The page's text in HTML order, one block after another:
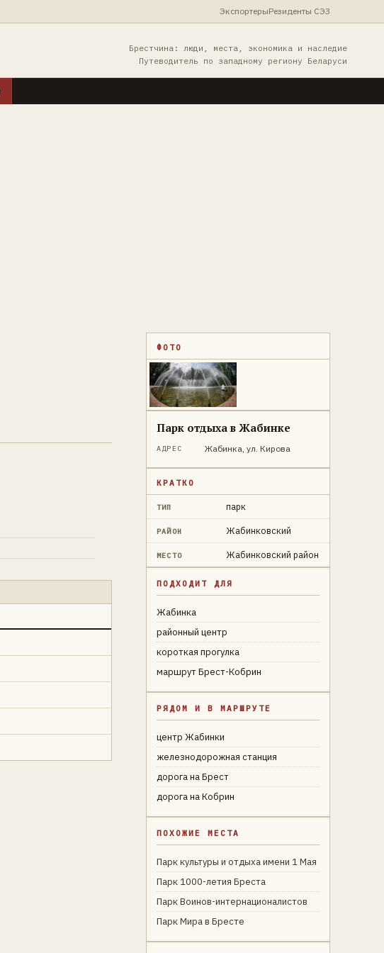
ЭкспортерыРезиденты СЭЗ
Брестчина: люди, места, экономика и наследие
Путеводитель по западному региону Беларуси
ФОТО
Парк отдыха в Жабинке
АДРЕС Жабинка, ул. Кирова
КРАТКО
ТИП парк
РАЙОН Жабинковский
МЕСТО Жабинковский район
ПОДХОДИТ ДЛЯ
Жабинка
районный центр
короткая прогулка
маршрут Брест-Кобрин
РЯДОМ И В МАРШРУТЕ
центр Жабинки
железнодорожная станция
дорога на Брест
дорога на Кобрин
ПОХОЖИЕ МЕСТА
Парк культуры и отдыха имени 1 Мая
Парк 1000-летия Бреста
Парк Воинов-интернационалистов
Парк Мира в Бресте